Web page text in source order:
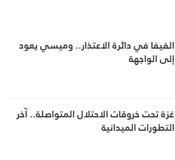
الفيفا في دائرة الاعتذار.. وميسي يعود
إلى الواجهة
غزة تحت خروقات الاحتلال المتواصلة.. آخر
التطورات الميدانية